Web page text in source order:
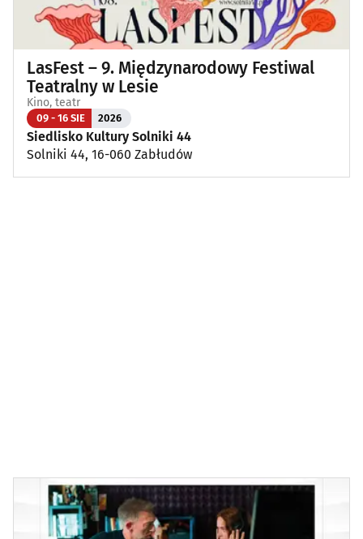
LasFest – 9. Międzynarodowy Festiwal
Teatralny w Lesie
Kino, teatr
09 - 16 SIE 2026
Siedlisko Kultury Solniki 44
Solniki 44, 16-060 Zabłudów